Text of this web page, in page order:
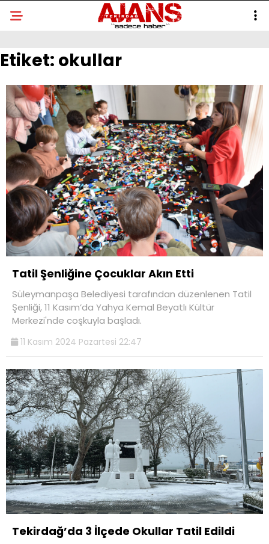
Etiket: okullar
Tatil Şenliğine Çocuklar Akın Etti
Süleymanpaşa Belediyesi tarafından düzenlenen Tatil
Şenliği, 11 Kasım’da Yahya Kemal Beyatlı Kültür
Merkezi'nde coşkuyla başladı.
11 Kasım 2024 Pazartesi 22:47
Tekirdağ’da 3 İlçede Okullar Tatil Edildi